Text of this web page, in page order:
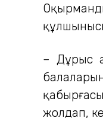
– Дұрыс
жолдап,